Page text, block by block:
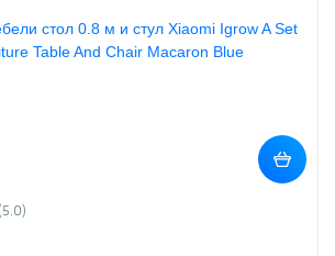
стол 0.8 м и стул Xiaomi Igrow A Set
Table And Chair Macaron Blue